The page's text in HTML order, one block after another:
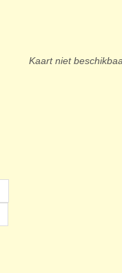
Kaart niet